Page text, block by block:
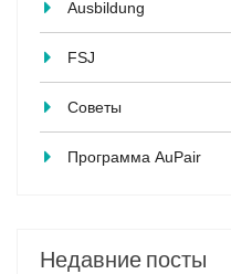
Ausbildung
FSJ
Советы
Программа AuPair
Недавние посты